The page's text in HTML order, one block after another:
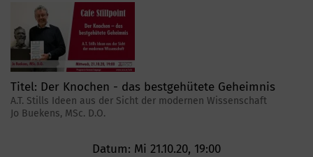
Titel: Der Knochen - das bestgehütete Geheimnis
A.T. Stills Ideen aus der Sicht der modernen Wissenschaft
Jo Buekens, MSc. D.O.
Datum: Mi 21.10.20, 19:00